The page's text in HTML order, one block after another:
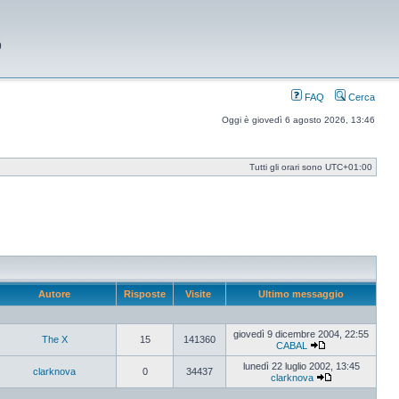
FAQ Cerca
Oggi è giovedì 6 agosto 2026, 13:46
Tutti gli orari sono UTC+01:00
Autore Risposte Visite Ultimo messaggio
The X 15 141360
giovedì 9 dicembre 2004, 22:55
CABAL
Vedi
ultimo
messaggio
clarknova 0 34437
lunedì 22 luglio 2002, 13:45
clarknova
Vedi